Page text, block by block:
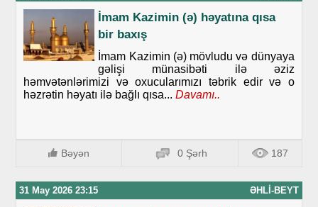
İmam Kazimin (ə) həyatına qısa
bir baxış
İmam Kazimin (ə) mövludu və dünyaya
gəlişi münasibəti ilə əziz
həmvətənlərimizi və oxucularımızı təbrik edir və o
həzrətin həyatı ilə bağlı qısa... Davamı..
Bəyən 0 Şərh 187
31 May 2026 23:15 ƏHLI-BEYT